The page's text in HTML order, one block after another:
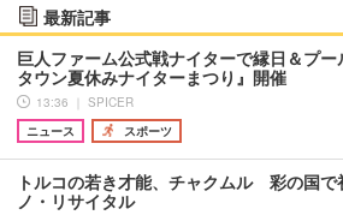
最新記事
巨人ファーム公式戦ナイターで縁日＆プ
タウン夏休みナイターまつり』開催
13:36 ｜ SPICER
ニュース
スポーツ
トルコの若き才能、チャクムル 彩の国で
ノ・リサイタル